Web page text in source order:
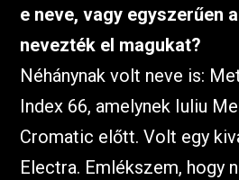
e neve, vagy egyszerűen
nevezték el magukat?
Néhánynak volt neve is:
Index 66, amelynek Iuliu
Cromatic előtt. Volt egy
Electra. Emlékszem, hogy